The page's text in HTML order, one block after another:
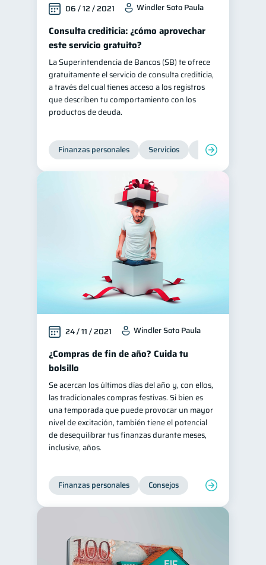
06 / 12 / 2021 Windler Soto Paula
Consulta crediticia: ¿cómo aprovechar
este servicio gratuito?
La Superintendencia de Bancos (SB) te ofrece
gratuitamente el servicio de consulta crediticia,
a través del cual tienes acceso a los registros
que describen tu comportamiento con los
productos de deuda.
Finanzas personales Servicios Inclusión financiera
24 / 11 / 2021 Windler Soto Paula
¿Compras de fin de año? Cuida tu
bolsillo
Se acercan los últimos días del año y, con ellos,
las tradicionales compras festivas. Si bien es
una temporada que puede provocar un mayor
nivel de excitación, también tiene el potencial
de desequilibrar tus finanzas durante meses,
inclusive, años.
Finanzas personales Consejos